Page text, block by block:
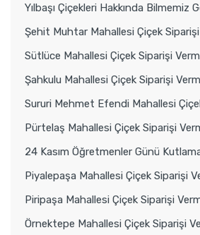
Yılbaşı Çiçekleri Hakkında Bilmemiz
Şehit Muhtar Mahallesi Çiçek
Sütlüce Mahallesi Çiçek Siparişi
Şahkulu Mahallesi Çiçek Siparişi
Sururi Mehmet Efendi Mahallesi
Pürtelaş Mahallesi Çiçek Siparişi
24 Kasım Öğretmenler Günü
Piyalepaşa Mahallesi Çiçek Siparişi
Piripaşa Mahallesi Çiçek Siparişi
Örnektepe Mahallesi Çiçek Siparişi